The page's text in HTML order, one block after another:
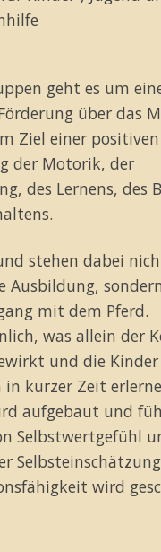
geht es um
über das
Ziel einer positiven
der Motorik, der
des Lernens, des
stehen dabei
Ausbildung,
mit dem Pferd.
was allein der
und die
in kurzer Zeit
aufgebaut und
Selbstwertgefühl
wird